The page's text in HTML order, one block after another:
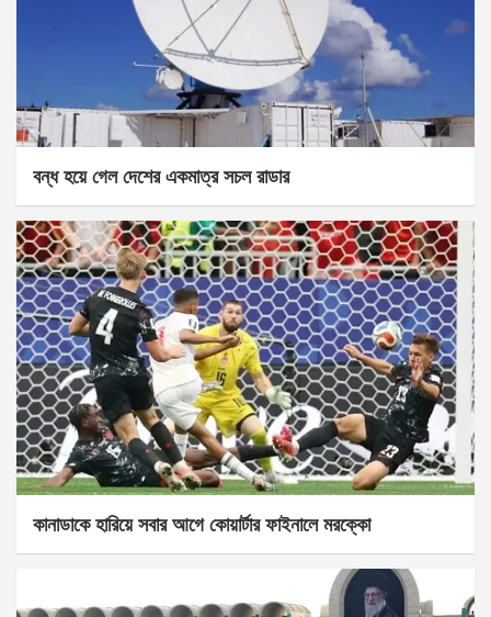
বন্ধ হয়ে গেল দেশের একমাত্র সচল রাডার
কানাডাকে হারিয়ে সবার আগে কোয়ার্টার ফাইনালে মরক্কো